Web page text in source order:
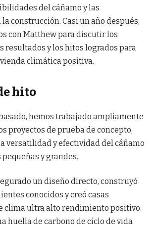
del cáñamo y las
construcción. Casi un año después,
con Matthew para discutir los
resultados y los hitos logrados para
climática positiva.
hito
hemos trabajado ampliamente
proyectos de prueba de concepto,
versatilidad y efectividad del cáñamo
y grandes.
un diseño directo, construyó
conocidos y creó casas
clima ultra alto rendimiento positivo.
huella de carbono de ciclo de vida